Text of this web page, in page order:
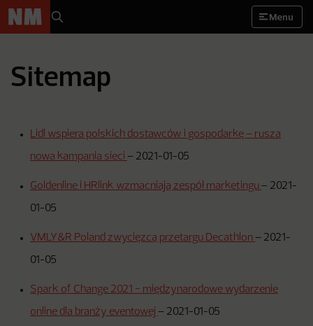
Menu
Sitemap
Lidl wspiera polskich dostawców i gospodarkę – rusza
nowa kampania sieci – 2021-01-05
Goldenline i HRlink wzmacniają zespół marketingu – 2021-
01-05
VMLY&R Poland zwycięzcą przetargu Decathlon – 2021-
01-05
Spark of Change 2021 − międzynarodowe wydarzenie
online dla branży eventowej – 2021-01-05